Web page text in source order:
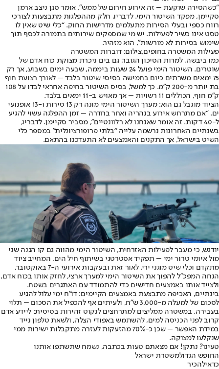
“כשהסירה שוקעת – זה אירוע חירום של ממש”, אומר סגן ניצב ארמן
סקיימן, מפקד השיטור הימי. לדבריו, חלק מההפלגות מתבצעות לצורכי
רווח כספי ובעלי הסירות מתעלמים מדרישות החוק. “כלי שיט שאין לו
טסט אינו כשיר לפעילות. יש מי שמספקים שירותים בתמורה לכסף תוך
שימוש בסירות לא מורשות”, הוא מזהיר.
פעילות המשטרה בחופים,צילום: דוברות המשטרה
כמו ביבשה, למרות הסיכון הגובר, גם בים ניכרת מצוקת כוח אדם של
שוטרים. השיטור הימי פועל 24 שעות ביממה, שבעה ימים בשבוע, אך רק
75 ימאים משרתים כיום בחמישה בסיסי שיטור בלבד – לאורך רצועת חוף
בת יותר מ-200 ק”מ. כך למשל, בסיס השיטור בחיפה אחראי לבדו על 108
ק”מ חוף, הכוללים 11 רשויות – אך מאויש ב-11 ימאים בלבד.
הציוד מוגבל גם הוא: מערך השיטור הימי מונה רק 13 סירות ו-13 אופנועי
ים. “אם מתרחש אירוע בנהריה ואחר בחדרה – זמן ההפלגה עשוי להגיע
ל-40 דקות. זה אומר שאנחנו לא רלוונטיים”, מסביר סקיימן. לדבריו,
בשנתיים האחרונות נרשמה עלייה “בלתי פרופורציונלית” במספר כלי
השיט בישראל, אך התקנים והאמצעים לא התעדכנו בהתאם.
יודגש, כי מעבר לפעילות האזרחית, השיטור הימי מהווה גם קו הגנה שני
מול איומי טרור ימי – תפקיד אסטרטגי בשיתוף חיל הים, המחייב ציוד
מתקדם וכלי שיט מוגני ירי. לאור זאת ובעקבות אירועי ה-7 באוקטובר,
הנחה המפכ”ל להפוך את השיטור הימי למערך ארצי, לחזק אותו בכוח אדם,
ולצייד אותו באמצעים חדישים כדי להתמודד עם האתגרים בשטח.
בינתיים, האכיפה מתבצעת באמצעים הקיימים: דו"ח ימי עלול להגיע
לסכום של למעלה מ-3,000 ש”ח, ולעיתים אף להכפיל את הסכום – תלוי
בעבירה. במשטרה ממליצים למתרחצים לנקוט זהירות בסיסית: ליידע אדם
קרוב לפני הכניסה למים, להשתמש באפודי הצלה, ולשאת טלפון נייד
במידת האפשר – שכן כ-70% מהזעקות לעזרה מתקבלות ישירות ממי
שנקלעו למצוקה.
טעינו? נתקן! אם מצאתם טעות בכתבה, נשמח שתשתפו אותנו
החופש הגדולמשטרת ישראל
כדאילהכיר